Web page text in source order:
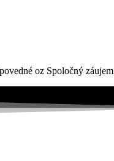
oz Spoločný záujem